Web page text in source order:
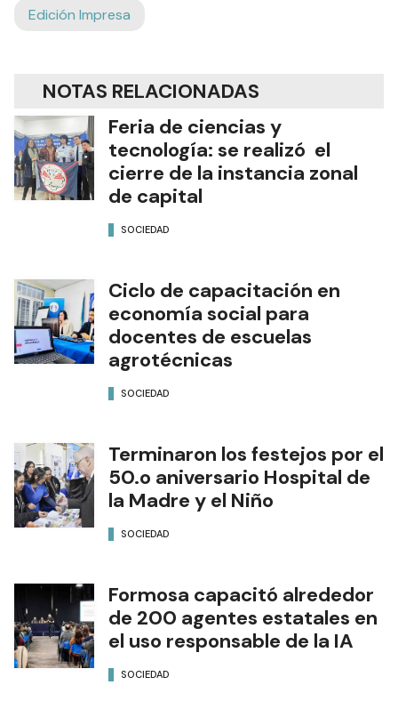
Edición Impresa
NOTAS RELACIONADAS
Feria de ciencias y
tecnología: se realizó el
cierre de la instancia zonal
de capital
SOCIEDAD
Ciclo de capacitación en
economía social para
docentes de escuelas
agrotécnicas
SOCIEDAD
Terminaron los festejos por el
50.o aniversario Hospital de
la Madre y el Niño
SOCIEDAD
Formosa capacitó alrededor
de 200 agentes estatales en
el uso responsable de la IA
SOCIEDAD